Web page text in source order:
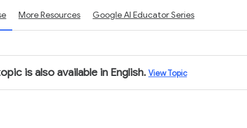
More Resources Google AI Educator Series
is also available in English. View Topic